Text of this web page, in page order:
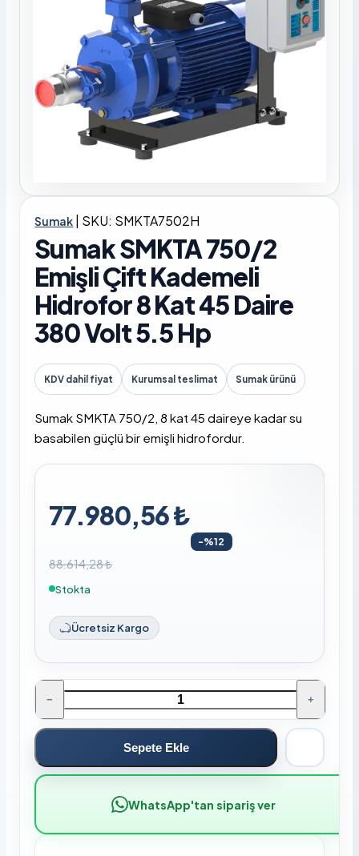
Sumak | SKU: SMKTA7502H
Sumak SMKTA 750/2
Emişli Çift Kademeli
Hidrofor 8 Kat 45 Daire
380 Volt 5.5 Hp
KDV dahil fiyat Kurumsal teslimat Sumak ürünü
Sumak SMKTA 750/2, 8 kat 45 daireye kadar su
basabilen güçlü bir emişli hidrofordur.
77.980,56 ₺
-%12
88.614,28 ₺
Stokta
Ücretsiz Kargo
− +
Sepete Ekle
WhatsApp'tan sipariş ver